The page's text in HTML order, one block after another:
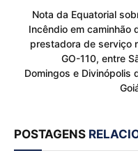
Nota da Equatorial
Incêndio em caminhão
prestadora de serviço
GO-110, entre
Domingos e Divinópolis
POSTAGENS